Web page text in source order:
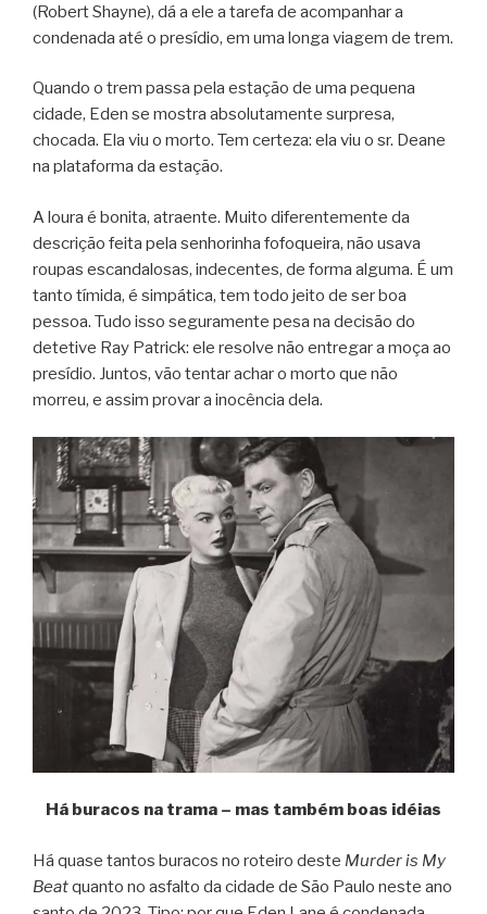
(Robert Shayne), dá a ele a tarefa de acompanhar a
condenada até o presídio, em uma longa viagem de trem.
Quando o trem passa pela estação de uma pequena
cidade, Eden se mostra absolutamente surpresa,
chocada. Ela viu o morto. Tem certeza: ela viu o sr. Deane
na plataforma da estação.
A loura é bonita, atraente. Muito diferentemente da
descrição feita pela senhorinha fofoqueira, não usava
roupas escandalosas, indecentes, de forma alguma. É um
tanto tímida, é simpática, tem todo jeito de ser boa
pessoa. Tudo isso seguramente pesa na decisão do
detetive Ray Patrick: ele resolve não entregar a moça ao
presídio. Juntos, vão tentar achar o morto que não
morreu, e assim provar a inocência dela.
Há buracos na trama – mas também boas idéias
Há quase tantos buracos no roteiro deste Murder is My
Beatquanto no asfalto da cidade de São Paulo neste ano